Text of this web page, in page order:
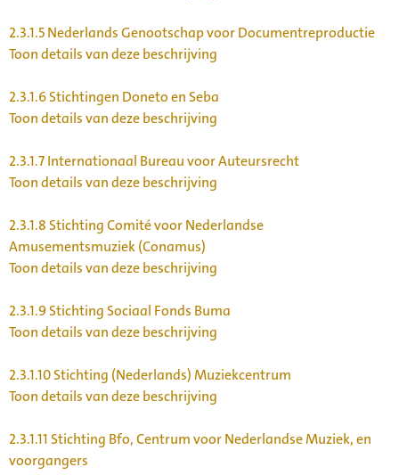
2.3.1.5Nederlands Genootschap voor Documentreproductie
Toon details van deze beschrijving
2.3.1.6Stichtingen Doneto en Seba
Toon details van deze beschrijving
2.3.1.7Internationaal Bureau voor Auteursrecht
Toon details van deze beschrijving
2.3.1.8 Stichting Comité voor Nederlandse
Amusementsmuziek (Conamus)
Toon details van deze beschrijving
2.3.1.9Stichting Sociaal Fonds Buma
Toon details van deze beschrijving
2.3.1.10Stichting (Nederlands) Muziekcentrum
Toon details van deze beschrijving
2.3.1.11 Stichting Bfo, Centrum voor Nederlandse Muziek, en
voorgangers